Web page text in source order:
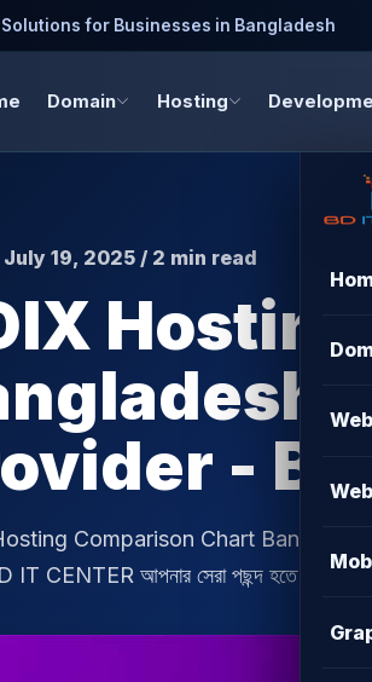
for Businesses in Bangladesh
Domain Hosting
19, 2025 / 2 min read
- BD
Comparison Chart Bangladesh
IT CENTER আপনার সেরা পছন্দ হতে পারে।